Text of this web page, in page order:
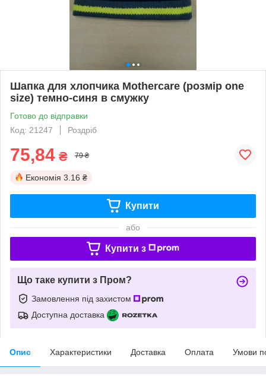
Шапка для хлопчика Mothercare (розмір one
size) темно-синя в смужку
Готово до відправки
Код: 21247
Роздріб
75,84 ₴ 79 ₴
Економія 3.16 ₴
Купити
або
Купити з
Що таке купити з Пром?
Замовлення під захистом
Доступна доставка
Опис Характеристики Доставка Оплата Умови